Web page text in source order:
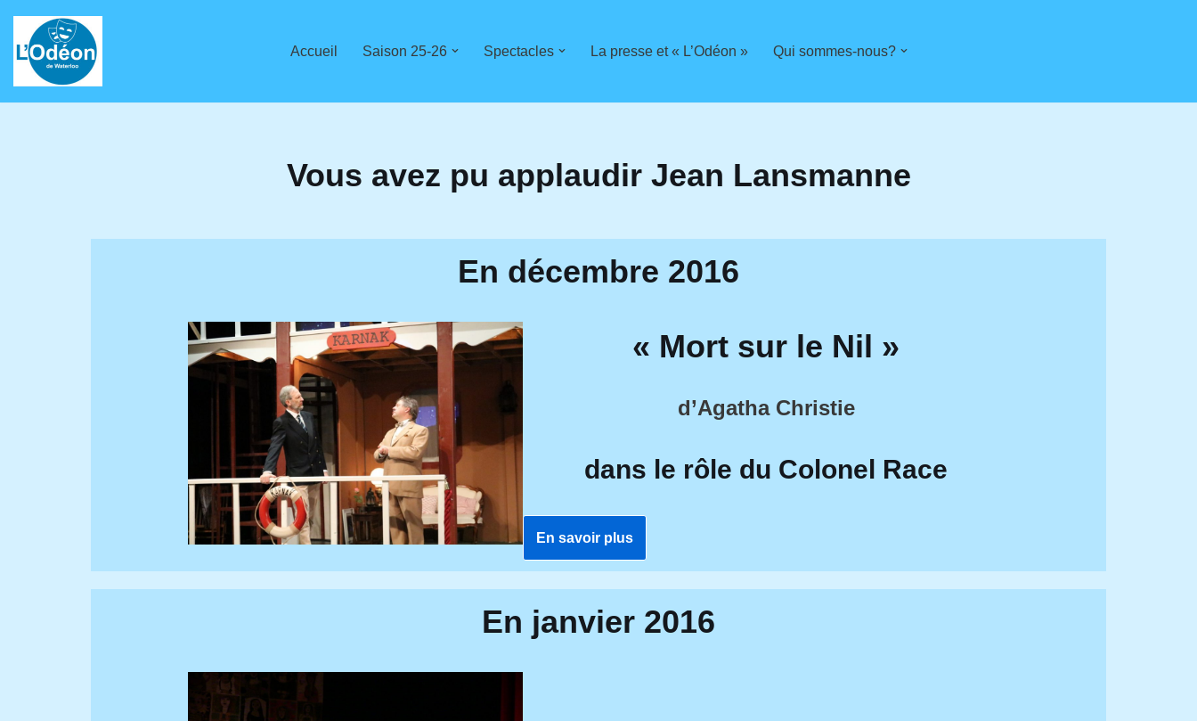
Aller
Accueil Saison 25-26 Spectacles La presse et « L’Odéon » Qui sommes-nous?
Vous avez pu applaudir Jean Lansmanne
En décembre 2016
« Mort sur le Nil »
d’Agatha Christie
dans le rôle du Colonel Race
En savoir plus
En janvier 2016